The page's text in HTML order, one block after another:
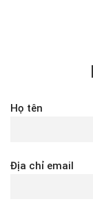
Họ tên
Địa chỉ email